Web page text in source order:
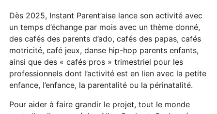
Dès 2025, Instant Parent’aise lance son activité avec
un temps d’échange par mois avec un thème donné,
des cafés des parents d’ado, cafés des papas, cafés
motricité, café jeux, danse hip-hop parents enfants,
ainsi que des « cafés pros » trimestriel pour les
professionnels dont l’activité est en lien avec la petite
enfance, l’enfance, la parentalité ou la périnatalité.
Pour aider à faire grandir le projet, tout le monde